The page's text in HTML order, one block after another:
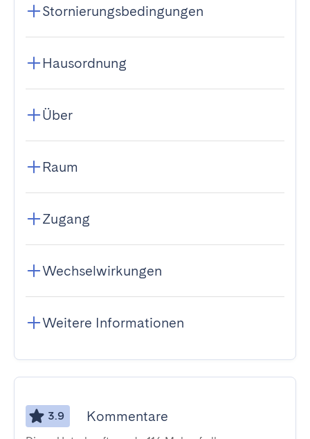
Stornierungsbedingungen
Hausordnung
Über
Raum
Zugang
Wechselwirkungen
Weitere Informationen
3.9 Kommentare